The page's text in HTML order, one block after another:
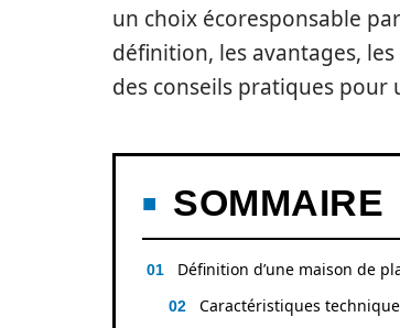
un choix écoresponsable
définition, les avantages,
des conseils pratiques pour
SOMMAIRE
Définition d’une maison de
Caractéristiques